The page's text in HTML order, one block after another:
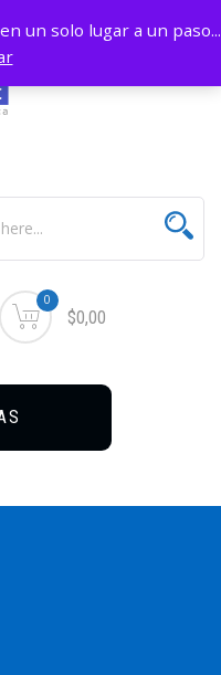
0
$0,00
un solo lugar a un paso...